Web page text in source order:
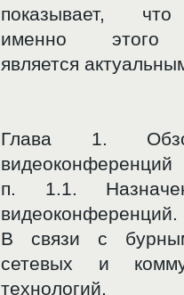
показывает,
именно этого
является
Глава 1.
видеоконференций
п. 1.1.
видеоконференций.
В связи с
сетевых и
технологий,